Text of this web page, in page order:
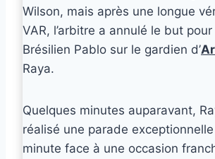
Wilson, mais après une longue
VAR, l’arbitre a annulé le but
Brésilien Pablo sur le gardien d’
Raya.
Quelques minutes auparavant,
réalisé une parade
minute face à une occasion